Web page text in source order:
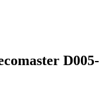
D005-